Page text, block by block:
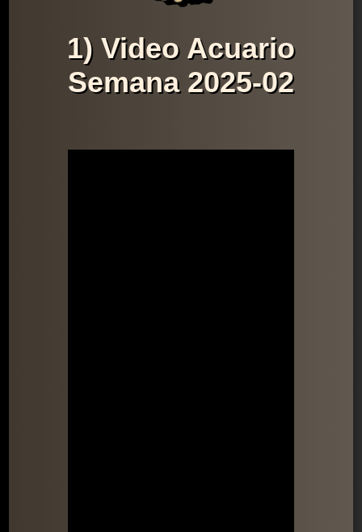
1) Video Acuario
Semana 2025-02